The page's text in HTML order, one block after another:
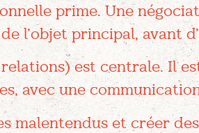
prime. Une
l’objet principal, avant
est centrale. Il
avec une
malentendus et créer